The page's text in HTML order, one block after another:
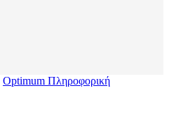
Optimum Πληροφορική